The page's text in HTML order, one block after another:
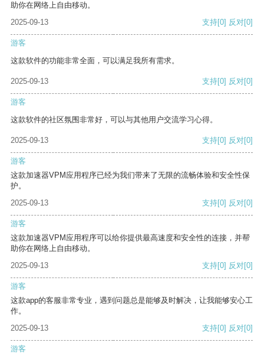
助你在网络上自由移动。
2025-09-13
支持[0] 反对[0]
游客
这款软件的功能非常全面，可以满足我所有需求。
2025-09-13 支持[0] 反对[0]
游客
这款软件的社区氛围非常好，可以与其他用户交流学习心得。
2025-09-13 支持[0] 反对[0]
游客
这款加速器VPM应用程序已经为我们带来了无限的流畅体验和安全性保
护。
2025-09-13
支持[0] 反对[0]
游客
这款加速器VPM应用程序可以给你提供最高速度和安全性的连接，并帮
助你在网络上自由移动。
2025-09-13
支持[0] 反对[0]
游客
这款app的客服非常专业，遇到问题总是能够及时解决，让我能够安心工
作。
2025-09-13
支持[0] 反对[0]
游客